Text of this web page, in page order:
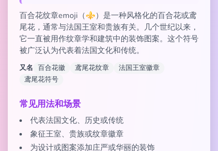
百合花纹章emoji（⚜️）是一种风格化的百合花或鸢
尾花，通常与法国王室和贵族有关。几个世纪以来，
它一直被用作纹章学和建筑中的装饰图案。这个符号
被广泛认为代表着法国文化和传统。
又名 百合花徽 鸢尾花纹章
法国王室徽章
鸢尾花符号
常见用法和场景
代表法国文化、历史或传统
象征王室、贵族或纹章徽章
为设计或图案添加庄严或华丽的装饰